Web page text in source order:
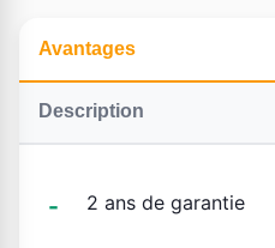
Avantages
Description
2 ans de garantie